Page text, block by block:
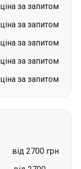
ціна за запитом
ціна за запитом
ціна за запитом
ціна за запитом
ціна за запитом
від 2700 грн